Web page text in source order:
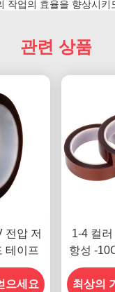
작업의 효율을 향상시키
관련 상품
전압 저
테이프
으세요
1-4 컬
항성 -
의 신용
최상의